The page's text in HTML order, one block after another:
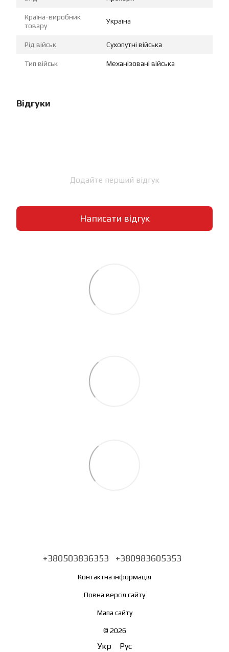
Країна-виробник
товару
Україна
Рід військ Сухопутні війська
Тип військ Механізовані війська
Відгуки
Додайте перший відгук
Написати відгук
+380503836353 +380983605353
Контактна інформація
Повна версія сайту
Мапа сайту
© 2026
Укр Рус